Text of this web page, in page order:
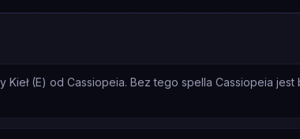
(E) od Cassiopeia. Bez tego spella Cassiopeia